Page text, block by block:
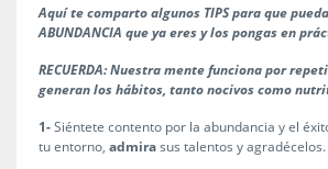
Aquí te comparto algunos TIPS para que
ABUNDANCIA que ya eres y los pongas en
RECUERDA: Nuestra mente funciona por
generan los hábitos, tanto nocivos como
1-Siéntete contento por la abundancia y el
tu entorno, admirasus talentos y agradécelos.